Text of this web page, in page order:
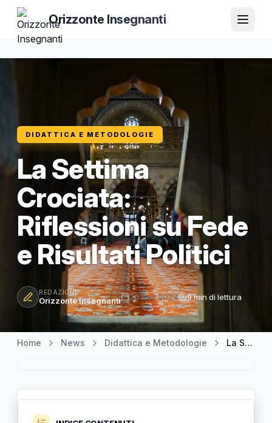
Orizzonte Insegnanti
DIDATTICA E METODOLOGIE
La Settima
Crociata:
Riflessioni su Fede
e Risultati Politici
REDAZIONE
Orizzonte Insegnanti 20 Nov 2024 9 min di lettura
Home News Didattica e Metodologie La Settima Crociata: Riflessioni su Fede e Risultati Politici